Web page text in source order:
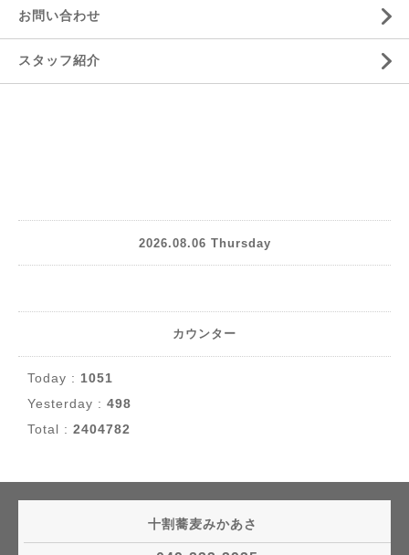
お問い合わせ
スタッフ紹介
2026.08.06 Thursday
カウンター
Today : 1051
Yesterday : 498
Total : 2404782
十割蕎麦みかあさ